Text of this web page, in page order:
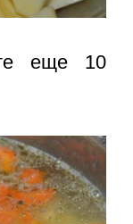
еще 10